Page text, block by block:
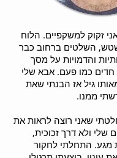
שאני זקוק למשקפיים. הלוח
השלטים ברחוב כבר
והדמויות על מסך
חדים כמו פעם. אבא שלי
גיל אז הבנתי שאת
ממנו.
החלטתי שאני רוצה לראות את
שלי ולא דרך זכוכית,
מגע. התחלתי לחקור